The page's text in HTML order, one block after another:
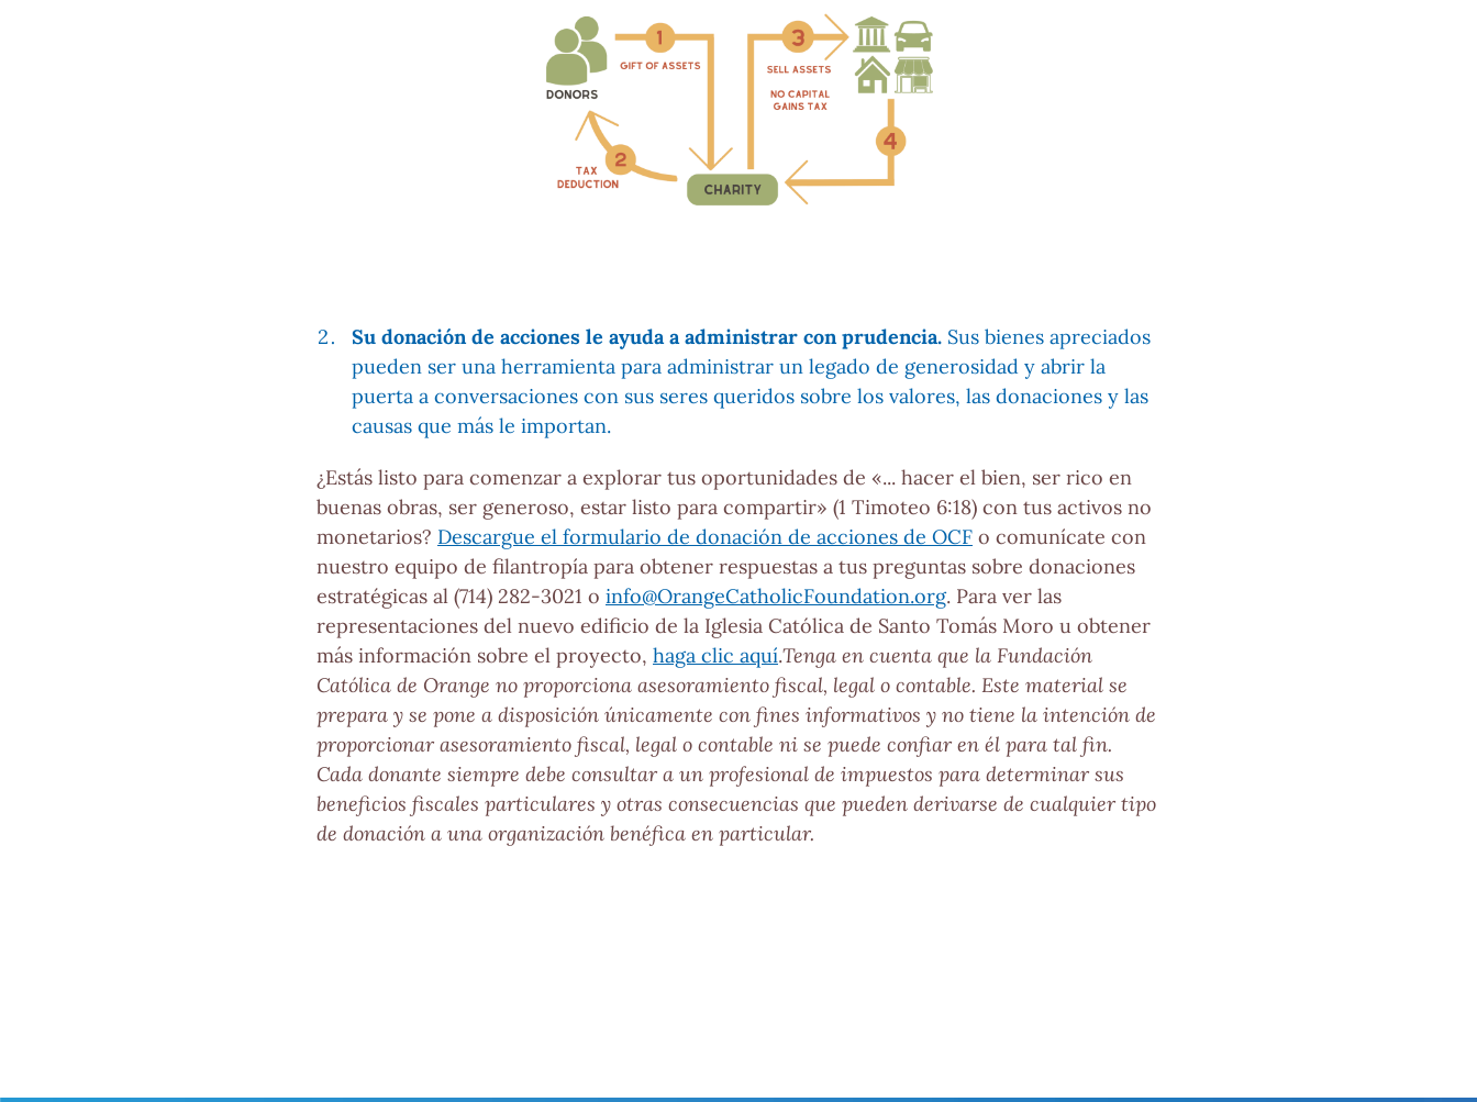
Su donación de acciones le ayuda a administrar con prudencia. Sus bienes apreciados
pueden ser una herramienta para administrar un legado de generosidad y abrir la
puerta a conversaciones con sus seres queridos sobre los valores, las donaciones y las
causas que más le importan.
¿Estás listo para comenzar a explorar tus oportunidades de «... hacer el bien, ser rico en
buenas obras, ser generoso, estar listo para compartir» (1 Timoteo 6:18) con tus activos no
monetarios? Descargue el formulario de donación de acciones de OCF o comunícate con
nuestro equipo de filantropía para obtener respuestas a tus preguntas sobre donaciones
estratégicas al (714) 282-3021 o info@OrangeCatholicFoundation.org. Para ver las
representaciones del nuevo edificio de la Iglesia Católica de Santo Tomás Moro u obtener
más información sobre el proyecto, haga clic aquí.Tenga en cuenta que la Fundación
Católica de Orange no proporciona asesoramiento fiscal, legal o contable. Este material se
prepara y se pone a disposición únicamente con fines informativos y no tiene la intención de
proporcionar asesoramiento fiscal, legal o contable ni se puede confiar en él para tal fin.
Cada donante siempre debe consultar a un profesional de impuestos para determinar sus
beneficios fiscales particulares y otras consecuencias que pueden derivarse de cualquier tipo
de donación a una organización benéfica en particular.